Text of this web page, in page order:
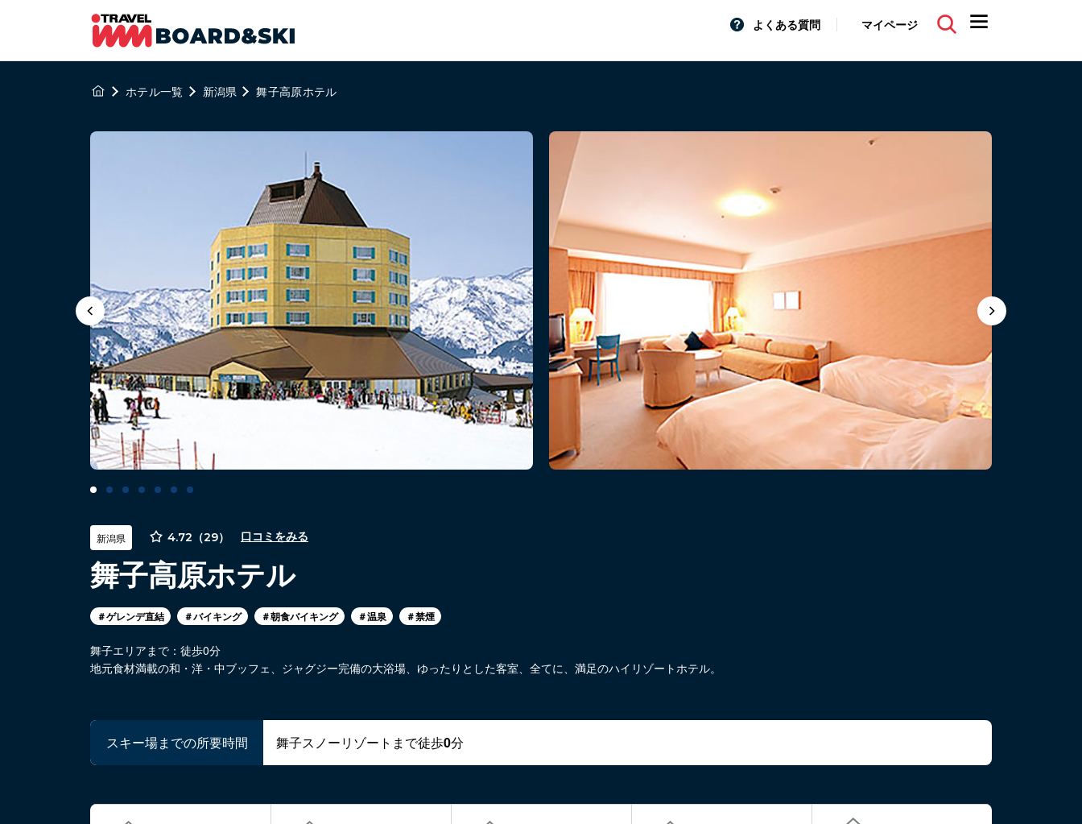
よくある質問 マイページ
ホテル一覧 新潟県 舞子高原ホテル
新潟県 4.72（29） 口コミをみる
舞子高原ホテル
＃ゲレンデ直結 ＃バイキング ＃朝食バイキング ＃温泉 ＃禁煙
舞子エリアまで：徒歩0分
地元食材満載の和・洋・中ブッフェ、ジャグジー完備の大浴場、ゆったりとした客室、全てに、満足のハイリゾートホテル。
スキー場までの所要時間 舞子スノーリゾートまで徒歩0分